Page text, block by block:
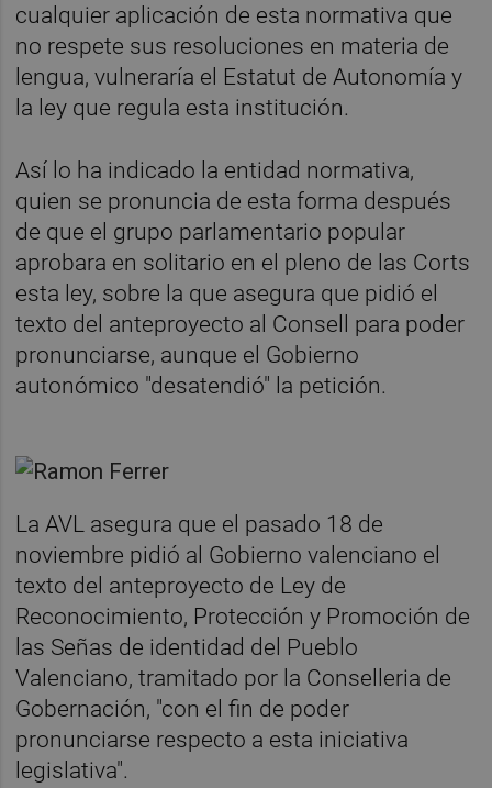
cualquier aplicación de esta normativa que
no respete sus resoluciones en materia de
lengua, vulneraría el Estatut de Autonomía y
la ley que regula esta institución.
Así lo ha indicado la entidad normativa,
quien se pronuncia de esta forma después
de que el grupo parlamentario popular
aprobara en solitario en el pleno de las Corts
esta ley, sobre la que asegura que pidió el
texto del anteproyecto al Consell para poder
pronunciarse, aunque el Gobierno
autonómico "desatendió" la petición.
La AVL asegura que el pasado 18 de
noviembre pidió al Gobierno valenciano el
texto del anteproyecto de Ley de
Reconocimiento, Protección y Promoción de
las Señas de identidad del Pueblo
Valenciano, tramitado por la Conselleria de
Gobernación, "con el fin de poder
pronunciarse respecto a esta iniciativa
legislativa".